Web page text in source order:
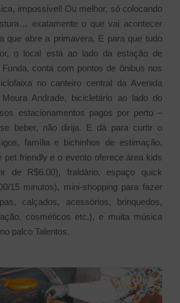
impossível! Ou melhor, só colocando
exatamente o que vai acontecer
que abre a primavera. E para que tudo
o local está ao lado da estação de
conta com pontos de ônibus nos
no canteiro central da Avenida
Andrade, bicicletário ao lado do
estacionamentos pagos por perto –
beber, não dirija. E dá para curtir o
família e bichinhos de estimação,
pet friendly e o evento oferece área kids
de R$6,00), fraldário, espaço quick
15 minutos), mini-shopping para fazer
calçados, acessórios, brinquedos,
cosméticos etc.), e muita música
palco Talentos.